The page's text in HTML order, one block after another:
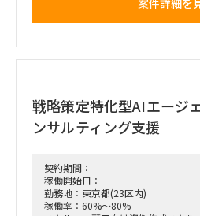
（スキル・経験に応じ）財務・事
期間：7月下旬頃から9/30頃
戦略策定特化型AIエージ
ンサルティング支援
契約期間：
稼働開始日：
勤務地：東京都(23区内)
稼働率：60%～80%